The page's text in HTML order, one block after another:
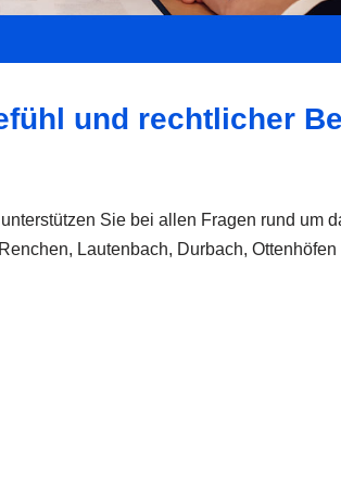
und rechtlicher
Sie bei allen Fragen rund um
Lautenbach, Durbach,